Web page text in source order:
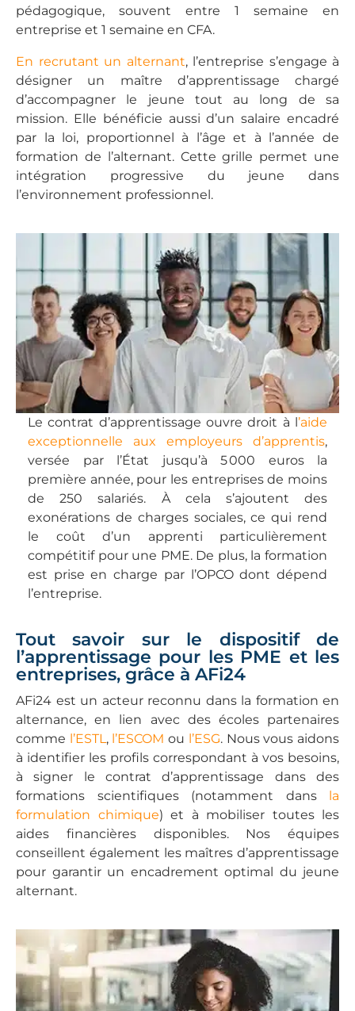
pédagogique, souvent entre 1 semaine en
entreprise et 1 semaine en CFA.
En recrutant un alternant, l’entreprise s’engage à
désigner un maître d’apprentissage chargé
d’accompagner le jeune tout au long de sa
mission. Elle bénéficie aussi d’un salaire encadré
par la loi, proportionnel à l’âge et à l’année de
formation de l’alternant. Cette grille permet une
intégration progressive du jeune dans
l’environnement professionnel.
Le contrat d’apprentissage ouvre droit à l’aide
exceptionnelle aux employeurs d’apprentis,
versée par l’État jusqu’à 5 000 euros la
première année, pour les entreprises de moins
de 250 salariés. À cela s’ajoutent des
exonérations de charges sociales, ce qui rend
le coût d’un apprenti particulièrement
compétitif pour une PME. De plus, la formation
est prise en charge par l’OPCO dont dépend
l’entreprise.
Tout savoir sur le dispositif de
l’apprentissage pour les PME et les
entreprises, grâce à AFi24
AFi24 est un acteur reconnu dans la formation en
alternance, en lien avec des écoles partenaires
comme l’ESTL, l’ESCOMou l’ESG. Nous vous aidons
à identifier les profils correspondant à vos besoins,
à signer le contrat d’apprentissage dans des
formations scientifiques (notamment dans la
formulation chimique) et à mobiliser toutes les
aides financières disponibles. Nos équipes
conseillent également les maîtres d’apprentissage
pour garantir un encadrement optimal du jeune
alternant.